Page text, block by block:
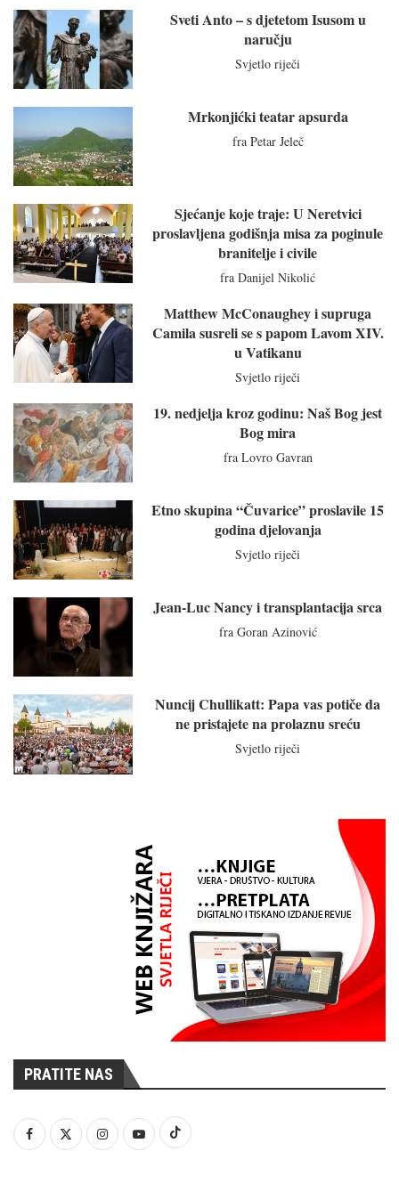
Sveti Anto – s djetetom Isusom u
naručju
Svjetlo riječi
Mrkonjićki teatar apsurda
fra Petar Jeleč
Sjećanje koje traje: U Neretvici
proslavljena godišnja misa za poginule
branitelje i civile
fra Danijel Nikolić
Matthew McConaughey i supruga
Camila susreli se s papom Lavom XIV.
u Vatikanu
Svjetlo riječi
19. nedjelja kroz godinu: Naš Bog jest
Bog mira
fra Lovro Gavran
Etno skupina “Čuvarice” proslavile 15
godina djelovanja
Svjetlo riječi
Jean-Luc Nancy i transplantacija srca
fra Goran Azinović
Nuncij Chullikatt: Papa vas potiče da
ne pristajete na prolaznu sreću
Svjetlo riječi
PRATITE NAS